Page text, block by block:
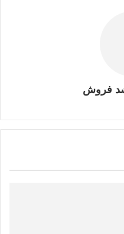
پارک‌ها حائز اهمیت است.
فروش